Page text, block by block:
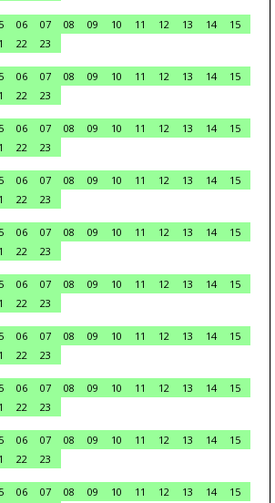
06 07 08 09 10 11 12 13 14
15
22
23
06 07 08 09 10 11 12 13 14
15
22
23
06 07 08 09 10 11 12 13 14
15
22
23
06 07 08 09 10 11 12 13 14
15
22
23
06 07 08 09 10 11 12 13 14
15
22
23
06 07 08 09 10 11 12 13 14
15
22
23
06 07 08 09 10 11 12 13 14
15
22
23
06 07 08 09 10 11 12 13 14
15
22
23
06 07 08 09 10 11 12 13 14
15
22
23
06 07 08 09 10 11 12 13 14
15